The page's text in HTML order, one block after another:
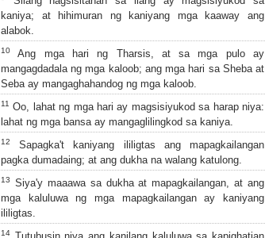
kaniya; at hihimuran ng kaniyang mga kaaway ang
alabok.
10
Ang mga hari ng Tharsis, at sa mga pulo ay
mangagdadala ng mga kaloob; ang mga hari sa Sheba at
Seba ay mangaghahandog ng mga kaloob.
11 Oo, lahat ng mga hari ay magsisiyukod sa harap niya:
lahat ng mga bansa ay mangaglilingkod sa kaniya.
12
Sapagka't kaniyang ililigtas ang mapagkailangan
pagka dumadaing; at ang dukha na walang katulong.
13
Siya'y maaawa sa dukha at mapagkailangan, at ang
mga kaluluwa ng mga mapagkailangan ay kaniyang
ililigtas.
14